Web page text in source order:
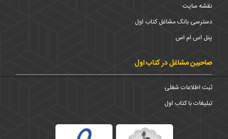
نقشه سایت
دسترسی بانک مشاغل کتاب اول
پنل اس ام اس
صاحبین مشاغل در کتاب اول
ثبت اطلاعات شغلی
تبلیغات با کتاب اول